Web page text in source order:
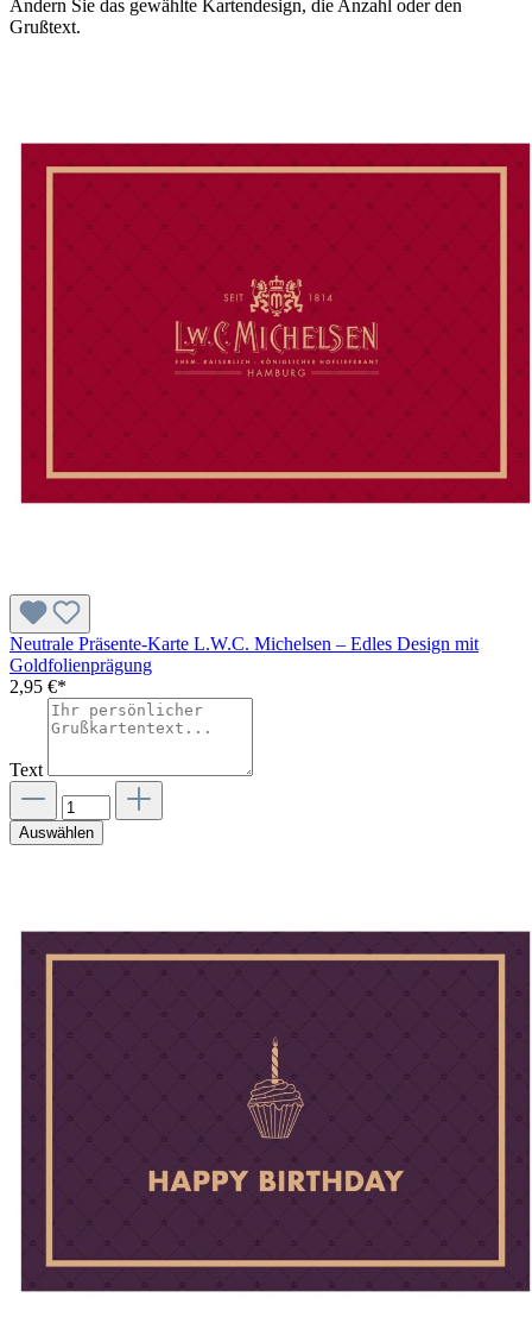
Ändern Sie das gewählte Kartendesign, die Anzahl oder den
Grußtext.
Neutrale Präsente-Karte L.W.C. Michelsen – Edles Design mit
Goldfolienprägung
2,95 €*
Text
Auswählen